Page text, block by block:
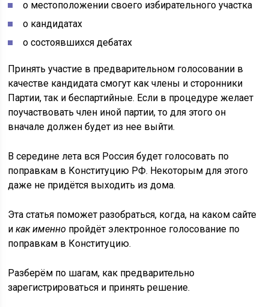
о местоположении своего избирательного участка
о кандидатах
о состоявшихся дебатах
Принять участие в предварительном голосовании в
качестве кандидата смогут как члены и сторонники
Партии, так и беспартийные. Если в процедуре желает
поучаствовать член иной партии, то для этого он
вначале должен будет из нее выйти.
В середине лета вся Россия будет голосовать по
поправкам в Конституцию РФ. Некоторым для этого
даже не придётся выходить из дома.
Эта статья поможет разобраться, когда, на каком сайте
икак именно пройдёт электронное голосование по
поправкам в Конституцию.
Разберём по шагам, как предварительно
зарегистрироваться и принять решение.